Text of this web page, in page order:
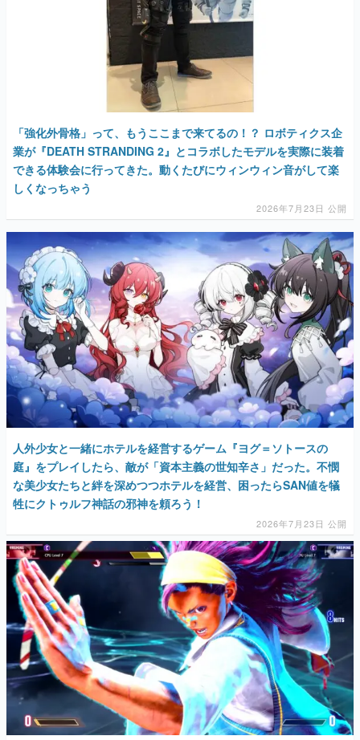
「強化外骨格」って、もうここまで来てるの！？ ロボティクス企
業が『DEATH STRANDING 2』とコラボしたモデルを実際に装着
できる体験会に行ってきた。動くたびにウィンウィン音がして楽
しくなっちゃう
2026年7月23日 公開
人外少女と一緒にホテルを経営するゲーム『ヨグ＝ソトースの
庭』をプレイしたら、敵が「資本主義の世知辛さ」だった。不憫
な美少女たちと絆を深めつつホテルを経営、困ったらSAN値を犠
牲にクトゥルフ神話の邪神を頼ろう！
2026年7月23日 公開